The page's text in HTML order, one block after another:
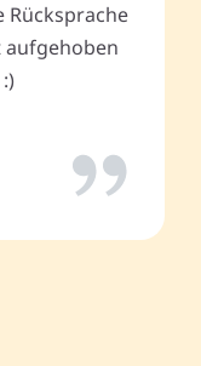
aufgehoben